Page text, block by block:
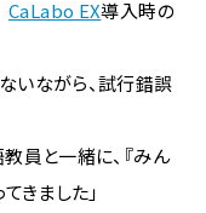
CaLabo EX導入時の
いながら、試行錯誤
員と一緒に、『みん
きました」